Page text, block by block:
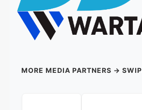
MORE MEDIA PARTNERS →